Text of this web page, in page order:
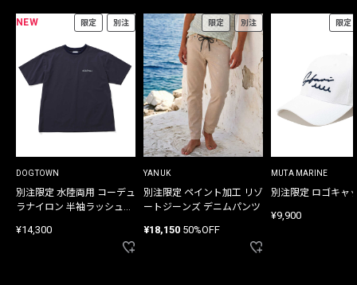
NEW 限定 別注
DOGTOWN
別注限定 水陸両用 コーデュ
ラナイロン 半袖ラッシュガ
¥14,300
限定 別注
YANUK
別注限定 ペイント加工 リゾ
ートジーンズ デニムパンツ
¥18,150 50%OFF
限定
MUTA MARINE
別注限定 ロゴキャ
¥9,900